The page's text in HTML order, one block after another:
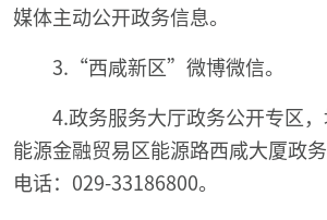
媒体主动公开政务信息。
3.“西咸新区”微博微信。
4.政务服务大厅政务公开专区
能源金融贸易区能源路西咸大厦政
电话：029-33186800。